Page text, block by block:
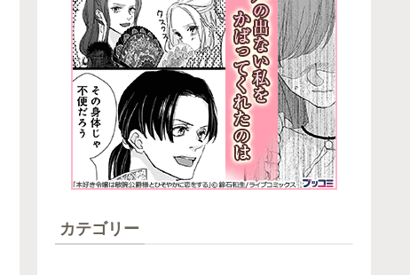
カテゴリー